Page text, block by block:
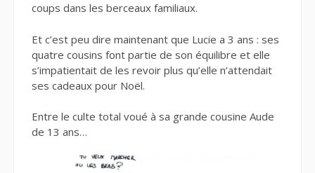
coups dans les berceaux familiaux.
Et c’est peu dire maintenant que Lucie a 3 ans : ses
quatre cousins font partie de son équilibre et elle
s’impatientait de les revoir plus qu’elle n’attendait
ses cadeaux pour Noël.
Entre le culte total voué à sa grande cousine Aude
de 13 ans…